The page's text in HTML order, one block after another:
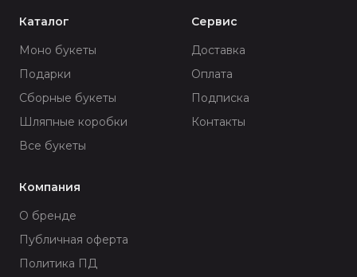
Каталог
Моно букеты
Подарки
Сборные букеты
Шляпные коробки
Все букеты
Сервис
Доставка
Оплата
Подписка
Контакты
Компания
О бренде
Публичная оферта
Политика ПД